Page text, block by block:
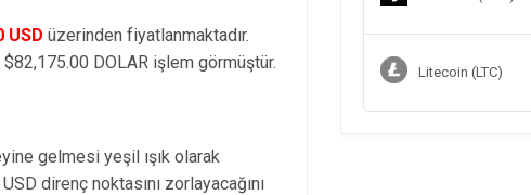
USD üzerinden fiyatlanmaktadır.
DOLAR işlem görmüştür.
gelmesi yeşil ışık olarak
direnç noktasını zorlayacağını
Litecoin (LTC)